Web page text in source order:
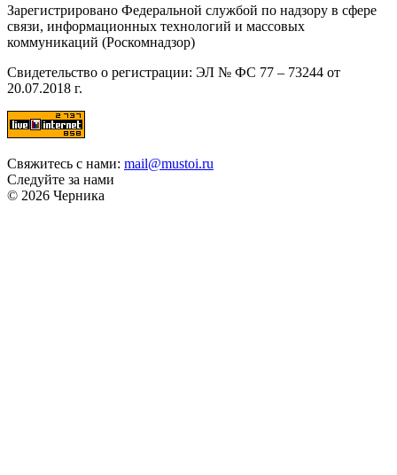
Зарегистрировано Федеральной службой по надзору в сфере
связи, информационных технологий и массовых
коммуникаций (Роскомнадзор)
Свидетельство о регистрации: ЭЛ № ФС 77 – 73244 от
20.07.2018 г.
Свяжитесь с нами: mail@mustoi.ru
Следуйте за нами
© 2026 Черника